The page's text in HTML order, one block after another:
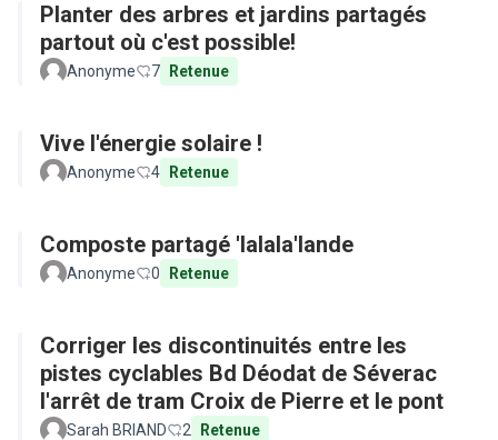
Planter des arbres et jardins partagés
partout où c'est possible!
Anonyme 7 Retenue
Vive l'énergie solaire !
Anonyme 4 Retenue
Composte partagé 'lalala'lande
Anonyme 0 Retenue
Corriger les discontinuités entre les
pistes cyclables Bd Déodat de Séverac
l'arrêt de tram Croix de Pierre et le pont
Sarah BRIAND 2 Retenue